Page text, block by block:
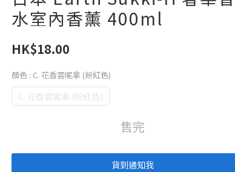
水室內香薰 400ml
HK$18.00
顏色 : C. 花香雲呢拿 (粉紅色)
C. 花香雲呢拿 (粉紅色)
售完
貨到通知我